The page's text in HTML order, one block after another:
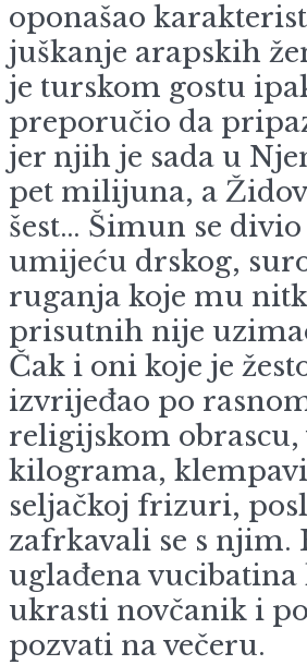
oponašao
juškanje arapskih
je turskom gostu
preporučio da
jer njih je sada u
pet milijuna, a
šest… Šimun se
umijeću drskog,
ruganja koje mu
prisutnih nije
Čak i oni koje je
izvrijeđao po
religijskom
kilograma,
seljačkoj frizuri,
zafrkavali se s njim.
uglađena vucibatina
ukrasti novčanik i
pozvati na večeru.